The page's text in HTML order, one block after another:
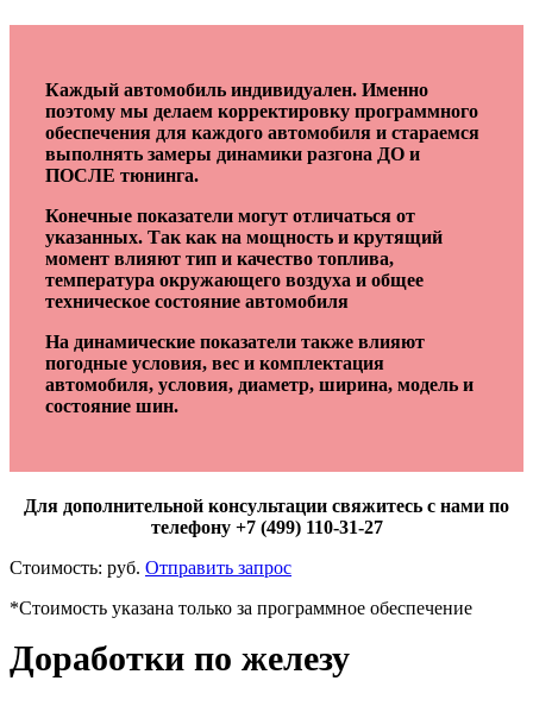
Каждый автомобиль индивидуален. Именно
поэтому мы делаем корректировку программного
обеспечения для каждого автомобиля и стараемся
выполнять замеры динамики разгона ДО и
ПОСЛЕ тюнинга.
Конечные показатели могут отличаться от
указанных. Так как на мощность и крутящий
момент влияют тип и качество топлива,
температура окружающего воздуха и общее
техническое состояние автомобиля
На динамические показатели также влияют
погодные условия, вес и комплектация
автомобиля, условия, диаметр, ширина, модель и
состояние шин.
Для дополнительной консультации свяжитесь с нами по
телефону +7 (499) 110-31-27
Стоимость: руб. Отправить запрос
*Стоимость указана только за программное обеспечение
Доработки по железу